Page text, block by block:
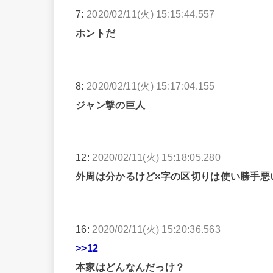
7: 2020/02/11(火) 15:15:44.557
ホントだ
8: 2020/02/11(火) 15:17:04.155
ジャン撃の巨人
12: 2020/02/11(火) 15:18:05.280
外周は分かるけど×字の区切りは使い勝手悪
16: 2020/02/11(火) 15:20:36.563
>>12
本家はどんなんだっけ？